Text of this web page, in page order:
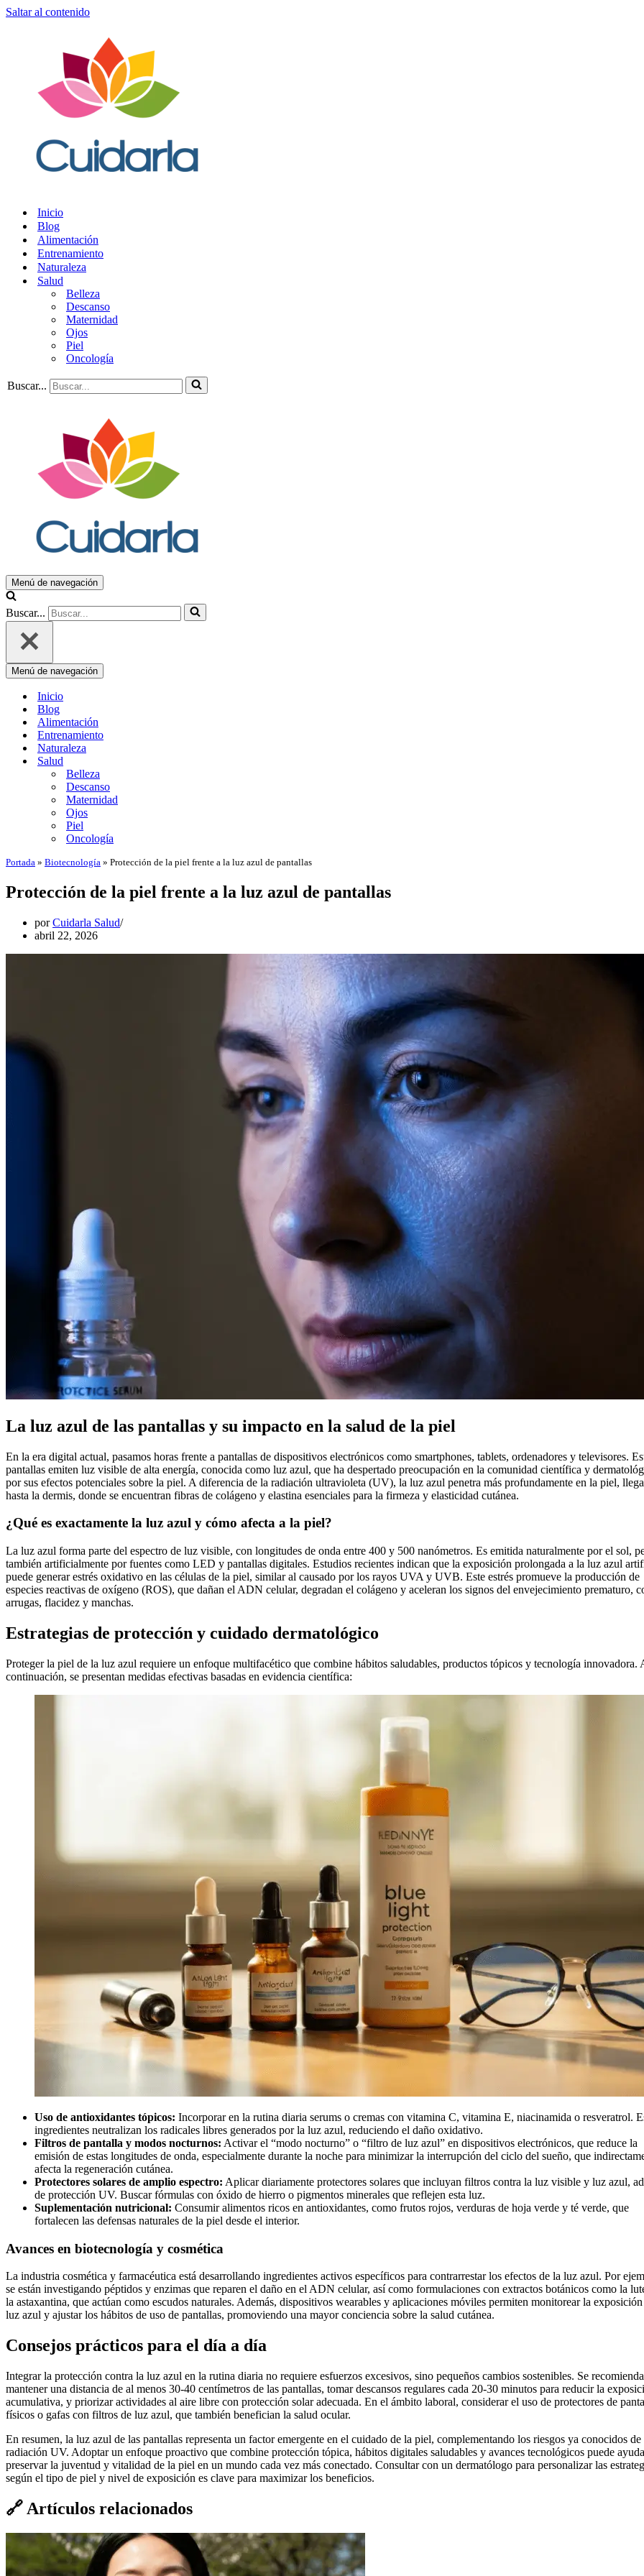
Saltar al contenido
Inicio
Blog
Alimentación
Entrenamiento
Naturaleza
Salud
Belleza
Descanso
Maternidad
Ojos
Piel
Oncología
Buscar...
Menú de navegación
Buscar...
Menú de navegación
Inicio
Blog
Alimentación
Entrenamiento
Naturaleza
Salud
Belleza
Descanso
Maternidad
Ojos
Piel
Oncología
Portada » Biotecnología » Protección de la piel frente a la luz azul de pantallas
Protección de la piel frente a la luz azul de pantallas
porCuidarla Salud
abril 22, 2026
La luz azul de las pantallas y su impacto en la salud de la piel
En la era digital actual, pasamos horas frente a pantallas de dispositivos electrónicos como smartphones, tablets, ordenadores y televisores.
pantallas emiten luz visible de alta energía, conocida como luz azul, que ha despertado preocupación en la comunidad científica y
por sus efectos potenciales sobre la piel. A diferencia de la radiación ultravioleta (UV), la luz azul penetra más profundamente en la piel,
hasta la dermis, donde se encuentran fibras de colágeno y elastina esenciales para la firmeza y elasticidad cutánea.
¿Qué es exactamente la luz azul y cómo afecta a la piel?
La luz azul forma parte del espectro de luz visible, con longitudes de onda entre 400 y 500 nanómetros. Es emitida naturalmente por el sol,
también artificialmente por fuentes como LED y pantallas digitales. Estudios recientes indican que la exposición prolongada a la luz azul
puede generar estrés oxidativo en las células de la piel, similar al causado por los rayos UVA y UVB. Este estrés promueve la producción de
especies reactivas de oxígeno (ROS), que dañan el ADN celular, degradan el colágeno y aceleran los signos del envejecimiento prematuro,
arrugas, flacidez y manchas.
Estrategias de protección y cuidado dermatológico
Proteger la piel de la luz azul requiere un enfoque multifacético que combine hábitos saludables, productos tópicos y tecnología innovadora.
continuación, se presentan medidas efectivas basadas en evidencia científica:
Uso de antioxidantes tópicos: Incorporar en la rutina diaria serums o cremas con vitamina C, vitamina E, niacinamida o resveratrol.
ingredientes neutralizan los radicales libres generados por la luz azul, reduciendo el daño oxidativo.
Filtros de pantalla y modos nocturnos: Activar el “modo nocturno” o “filtro de luz azul” en dispositivos electrónicos, que reduce la
emisión de estas longitudes de onda, especialmente durante la noche para minimizar la interrupción del ciclo del sueño, que
afecta la regeneración cutánea.
Protectores solares de amplio espectro: Aplicar diariamente protectores solares que incluyan filtros contra la luz visible y luz azul,
de protección UV. Buscar fórmulas con óxido de hierro o pigmentos minerales que reflejen esta luz.
Suplementación nutricional: Consumir alimentos ricos en antioxidantes, como frutos rojos, verduras de hoja verde y té verde, que
fortalecen las defensas naturales de la piel desde el interior.
Avances en biotecnología y cosmética
La industria cosmética y farmacéutica está desarrollando ingredientes activos específicos para contrarrestar los efectos de la luz azul. Por
se están investigando péptidos y enzimas que reparen el daño en el ADN celular, así como formulaciones con extractos botánicos como la
la astaxantina, que actúan como escudos naturales. Además, dispositivos wearables y aplicaciones móviles permiten monitorear la
luz azul y ajustar los hábitos de uso de pantallas, promoviendo una mayor conciencia sobre la salud cutánea.
Consejos prácticos para el día a día
Integrar la protección contra la luz azul en la rutina diaria no requiere esfuerzos excesivos, sino pequeños cambios sostenibles. Se recomienda
mantener una distancia de al menos 30-40 centímetros de las pantallas, tomar descansos regulares cada 20-30 minutos para reducir la
acumulativa, y priorizar actividades al aire libre con protección solar adecuada. En el ámbito laboral, considerar el uso de protectores de
físicos o gafas con filtros de luz azul, que también benefician la salud ocular.
En resumen, la luz azul de las pantallas representa un factor emergente en el cuidado de la piel, complementando los riesgos ya conocidos de
radiación UV. Adoptar un enfoque proactivo que combine protección tópica, hábitos digitales saludables y avances tecnológicos puede
preservar la juventud y vitalidad de la piel en un mundo cada vez más conectado. Consultar con un dermatólogo para personalizar las
según el tipo de piel y nivel de exposición es clave para maximizar los beneficios.
🔗 Artículos relacionados